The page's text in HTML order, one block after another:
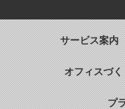
サービス案内
オフィスづ
プ